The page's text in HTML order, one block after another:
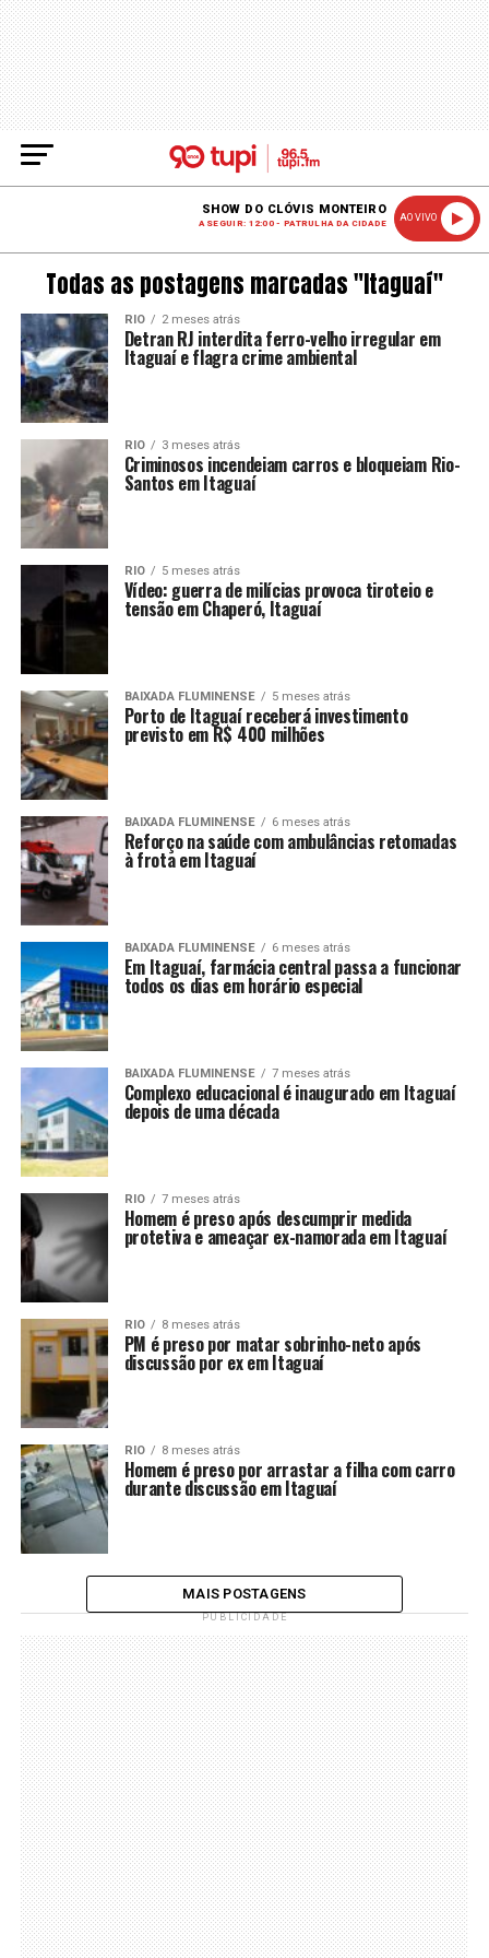
SHOW DO CLÓVIS MONTEIRO
A SEGUIR: 12:00 - PATRULHA DA CIDADE
AO VIVO
Todas as postagens marcadas "Itaguaí"
RIO 2 meses atrás
Detran RJ interdita ferro-velho irregular em
Itaguaí e flagra crime ambiental
RIO 3 meses atrás
Criminosos incendeiam carros e bloqueiam Rio-
Santos em Itaguaí
RIO 5 meses atrás
Vídeo: guerra de milícias provoca tiroteio e
tensão em Chaperó, Itaguaí
BAIXADA FLUMINENSE 5 meses atrás
Porto de Itaguaí receberá investimento
previsto em R$ 400 milhões
BAIXADA FLUMINENSE 6 meses atrás
Reforço na saúde com ambulâncias retomadas
à frota em Itaguaí
BAIXADA FLUMINENSE 6 meses atrás
Em Itaguaí, farmácia central passa a funcionar
todos os dias em horário especial
BAIXADA FLUMINENSE 7 meses atrás
Complexo educacional é inaugurado em Itaguaí
depois de uma década
RIO 7 meses atrás
Homem é preso após descumprir medida
protetiva e ameaçar ex-namorada em Itaguaí
RIO 8 meses atrás
PM é preso por matar sobrinho-neto após
discussão por ex em Itaguaí
RIO 8 meses atrás
Homem é preso por arrastar a filha com carro
durante discussão em Itaguaí
MAIS POSTAGENS
PUBLICIDADE